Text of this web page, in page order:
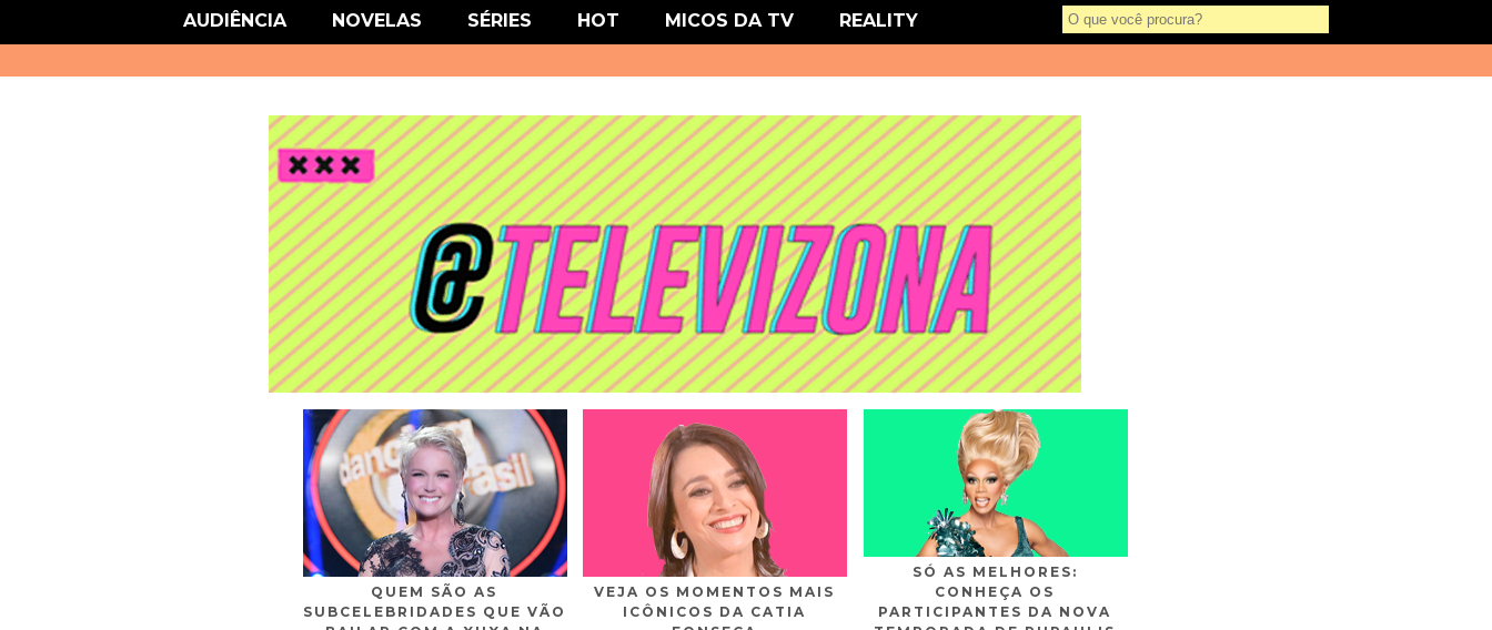
link href='http://fonts.googleapis.com/css?family=Roboto' rel='stylesheet' type='text/css'/>
QUEM SÃO AS
SUBCELEBRIDADES QUE VÃO
VEJA OS MOMENTOS MAIS
ICÔNICOS DA CATIA
SÓ AS MELHORES:
CONHEÇA OS
PARTICIPANTES DA NOVA
AUDIÊNCIA NOVELAS SÉRIES HOT MICOS DA TV REALITY